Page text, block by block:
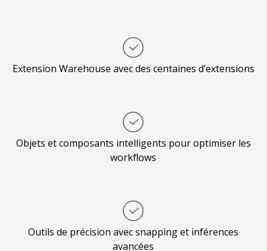
Extension Warehouse avec des centaines d’extensions
Objets et composants intelligents pour optimiser les
workflows
Outils de précision avec snapping et inférences
avancées